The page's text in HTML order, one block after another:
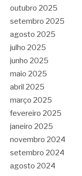
outubro 2025
setembro 2025
agosto 2025
julho 2025
junho 2025
maio 2025
abril 2025
março 2025
fevereiro 2025
janeiro 2025
novembro 2024
setembro 2024
agosto 2024